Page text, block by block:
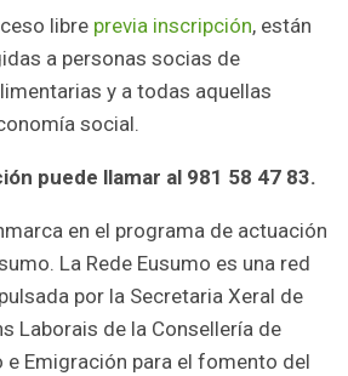
libre previa inscripción, están
a personas socias de
y a todas aquellas
social.
puede llamar al 981 58 47 83.
en el programa de actuación
La Rede Eusumo es una red
por la Secretaria Xeral de
Laborais de la Consellería de
e Emigración para el fomento del